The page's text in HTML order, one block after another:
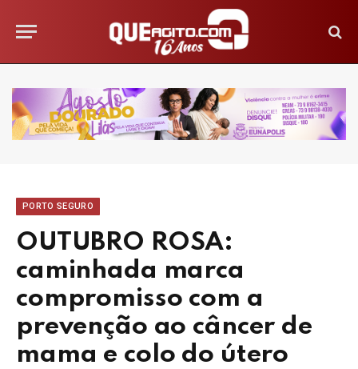
PORTO SEGURO
OUTUBRO ROSA:
caminhada marca
compromisso com a
prevenção ao câncer de
mama e colo do útero